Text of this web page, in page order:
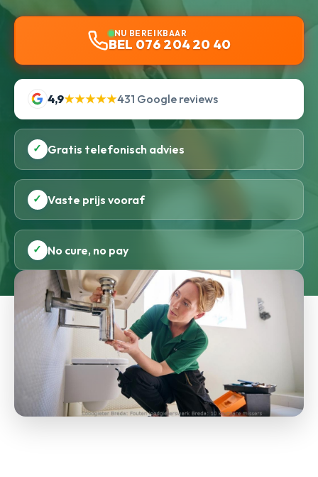
NU BEREIKBAAR
BEL 076 204 20 40
4,9★★★★★431 Google reviews
✓ Gratis telefonisch advies
✓ Vaste prijs vooraf
✓ No cure, no pay